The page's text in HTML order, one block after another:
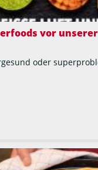
vor
oder